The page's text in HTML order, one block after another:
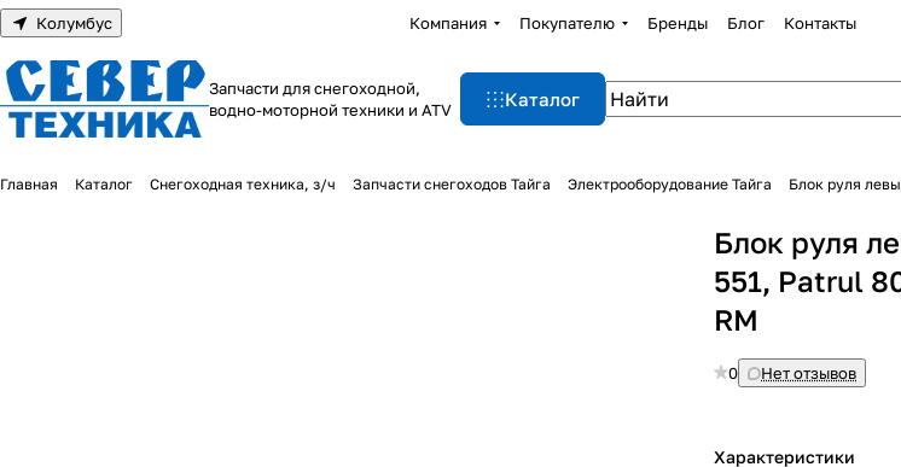
Колумбус Компания Покупателю Бренды Блог Контакты
Запчасти для снегоходной,
водно-моторной техники и ATV
Каталог
Главная Каталог Снегоходная техника, з/ч Запчасти снегоходов Тайга Электрооборудование Тайга Блок руля
Блок руля
551, Patrul
RM
0 Нет отзывов
Характеристики